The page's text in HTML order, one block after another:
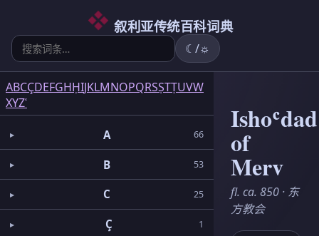
叙利亚传统百科词典
☾/☼
ABCÇDEFGHḤIJKLMNOPQRSṢTṬUVW
XYZʿ
A 66
B 53
C 25
Ç 1
Ishoʿdad
of
Merv
fl. ca. 850 · 东
方教会